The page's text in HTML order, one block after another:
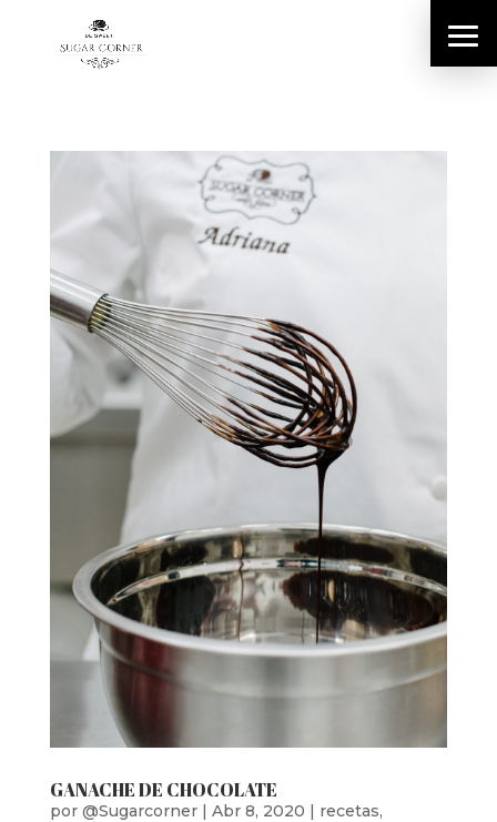
GANACHE DE CHOCOLATE
por @Sugarcorner| Abr 8, 2020 | recetas,